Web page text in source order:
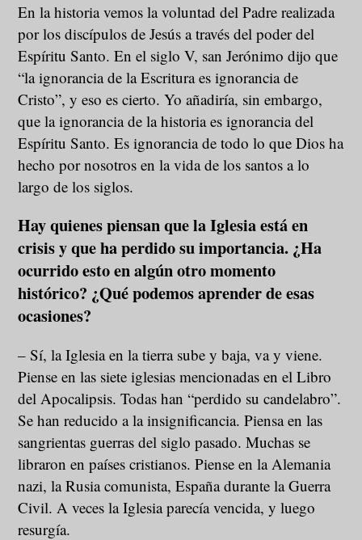
En la historia vemos la voluntad del Padre realizada
por los discípulos de Jesús a través del poder del
Espíritu Santo. En el siglo V, san Jerónimo dijo que
“la ignorancia de la Escritura es ignorancia de
Cristo”, y eso es cierto. Yo añadiría, sin embargo,
que la ignorancia de la historia es ignorancia del
Espíritu Santo. Es ignorancia de todo lo que Dios ha
hecho por nosotros en la vida de los santos a lo
largo de los siglos.
Hay quienes piensan que la Iglesia está en
crisis y que ha perdido su importancia. ¿Ha
ocurrido esto en algún otro momento
histórico? ¿Qué podemos aprender de esas
ocasiones?
– Sí, la Iglesia en la tierra sube y baja, va y viene.
Piense en las siete iglesias mencionadas en el Libro
del Apocalipsis. Todas han “perdido su candelabro”.
Se han reducido a la insignificancia. Piensa en las
sangrientas guerras del siglo pasado. Muchas se
libraron en países cristianos. Piense en la Alemania
nazi, la Rusia comunista, España durante la Guerra
Civil. A veces la Iglesia parecía vencida, y luego
resurgía.